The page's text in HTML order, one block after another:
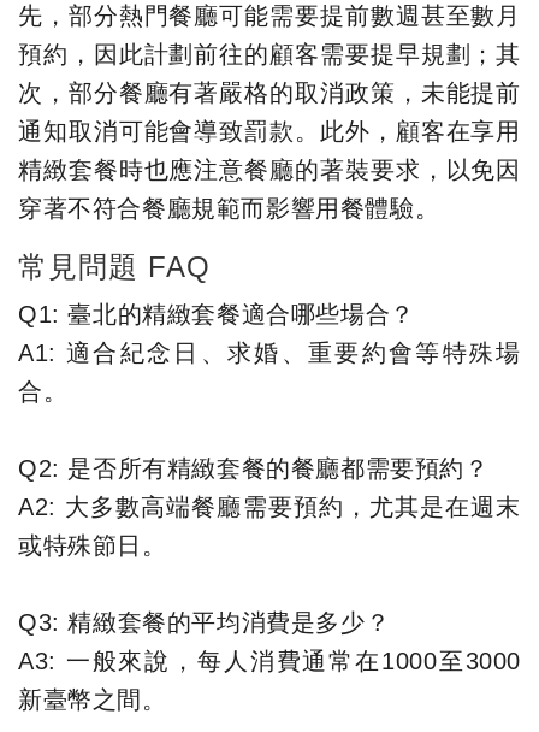
先，部分熱門餐廳可能需要提前數週甚至數月
預約，因此計劃前往的顧客需要提早規劃；其
次，部分餐廳有著嚴格的取消政策，未能提前
通知取消可能會導致罰款。此外，顧客在享用
精緻套餐時也應注意餐廳的著裝要求，以免因
穿著不符合餐廳規範而影響用餐體驗。
常見問題 FAQ
Q1: 臺北的精緻套餐適合哪些場合？
A1: 適合紀念日、求婚、重要約會等特殊場
合。
Q2: 是否所有精緻套餐的餐廳都需要預約？
A2: 大多數高端餐廳需要預約，尤其是在週末
或特殊節日。
Q3: 精緻套餐的平均消費是多少？
A3: 一般來說，每人消費通常在1000至3000
新臺幣之間。